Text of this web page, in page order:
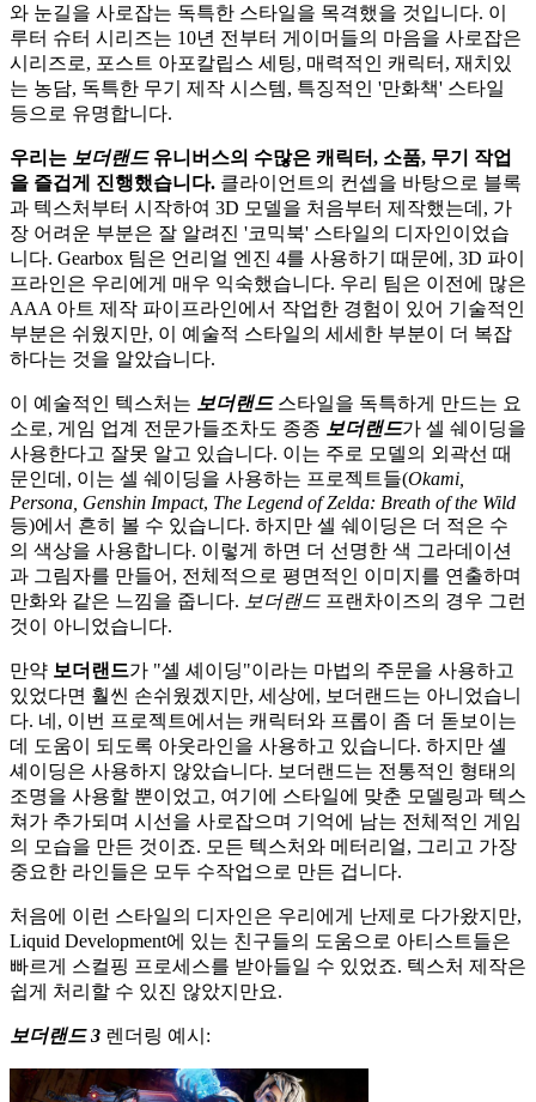
와 눈길을 사로잡는 독특한 스타일을 목격했을 것입니다. 이
루터 슈터 시리즈는 10년 전부터 게이머들의 마음을 사로잡은
시리즈로, 포스트 아포칼립스 세팅, 매력적인 캐릭터, 재치있
는 농담, 독특한 무기 제작 시스템, 특징적인 '만화책' 스타일
등으로 유명합니다.
우리는 보더랜드유니버스의 수많은 캐릭터, 소품, 무기 작업
을 즐겁게 진행했습니다. 클라이언트의 컨셉을 바탕으로 블록
과 텍스처부터 시작하여 3D 모델을 처음부터 제작했는데, 가
장 어려운 부분은 잘 알려진 '코믹북' 스타일의 디자인이었습
니다. Gearbox 팀은 언리얼 엔진 4를 사용하기 때문에, 3D 파이
프라인은 우리에게 매우 익숙했습니다. 우리 팀은 이전에 많은
AAA 아트 제작 파이프라인에서 작업한 경험이 있어 기술적인
부분은 쉬웠지만, 이 예술적 스타일의 세세한 부분이 더 복잡
하다는 것을 알았습니다.
이 예술적인 텍스처는 보더랜드스타일을 독특하게 만드는 요
소로, 게임 업계 전문가들조차도 종종 보더랜드가 셀 쉐이딩을
사용한다고 잘못 알고 있습니다. 이는 주로 모델의 외곽선 때
문인데, 이는 셀 쉐이딩을 사용하는 프로젝트들(Okami,
Persona, Genshin Impact, The Legend of Zelda: Breath of the Wild
등)에서 흔히 볼 수 있습니다. 하지만 셀 쉐이딩은 더 적은 수
의 색상을 사용합니다. 이렇게 하면 더 선명한 색 그라데이션
과 그림자를 만들어, 전체적으로 평면적인 이미지를 연출하며
만화와 같은 느낌을 줍니다. 보더랜드 프랜차이즈의 경우 그런
것이 아니었습니다.
만약 보더랜드가 "셸 셰이딩"이라는 마법의 주문을 사용하고
있었다면 훨씬 손쉬웠겠지만, 세상에, 보더랜드는 아니었습니
다. 네, 이번 프로젝트에서는 캐릭터와 프롭이 좀 더 돋보이는
데 도움이 되도록 아웃라인을 사용하고 있습니다. 하지만 셸
셰이딩은 사용하지 않았습니다. 보더랜드는 전통적인 형태의
조명을 사용할 뿐이었고, 여기에 스타일에 맞춘 모델링과 텍스
쳐가 추가되며 시선을 사로잡으며 기억에 남는 전체적인 게임
의 모습을 만든 것이죠. 모든 텍스처와 메터리얼, 그리고 가장
중요한 라인들은 모두 수작업으로 만든 겁니다.
처음에 이런 스타일의 디자인은 우리에게 난제로 다가왔지만,
Liquid Development에 있는 친구들의 도움으로 아티스트들은
빠르게 스컬핑 프로세스를 받아들일 수 있었죠. 텍스처 제작은
쉽게 처리할 수 있진 않았지만요.
보더랜드3 렌더링 예시: